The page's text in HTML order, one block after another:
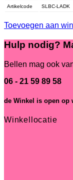
Artikelcode SLBC-LADK
Toevoegen aan
Hulp nodig?
Bellen mag ook
06 - 21 59 89 58
de Winkel is open op
Winkellocatie